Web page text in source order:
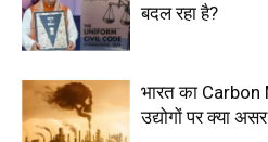
बदल रहा है?
भारत का
उद्योगों पर क्या